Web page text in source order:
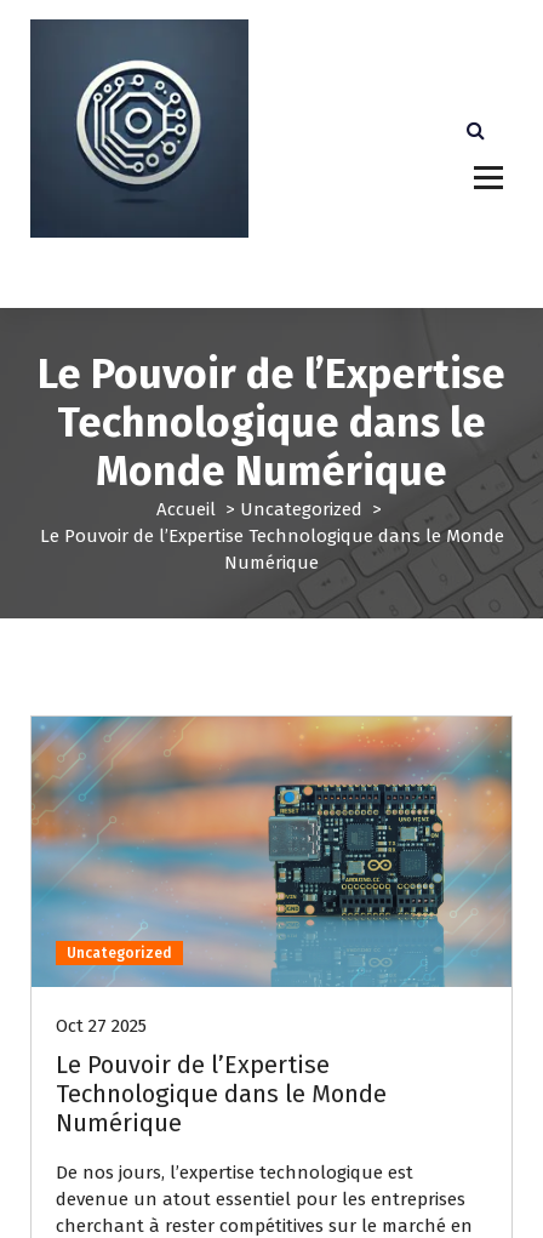
e
Le Pouvoir de l’Expertise
Technologique dans le
Monde Numérique
Accueil > Uncategorized >
Le Pouvoir de l’Expertise Technologique dans le Monde
Numérique
Uncategorized
Oct 27 2025
Le Pouvoir de l’Expertise
Technologique dans le Monde
Numérique
De nos jours, l’expertise technologique est
devenue un atout essentiel pour les entreprises
cherchant à rester compétitives sur le marché en